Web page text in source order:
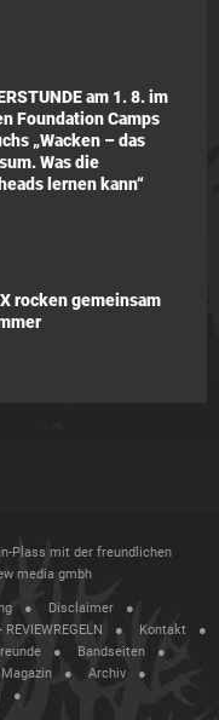
am 1. 8. im
Foundation Camps
„Wacken – das
Was die
lernen kann“
rocken gemeinsam
Plass mit der freundlichen
media gmbh
Disclaimer
Kontakt
Bandseiten
Archiv